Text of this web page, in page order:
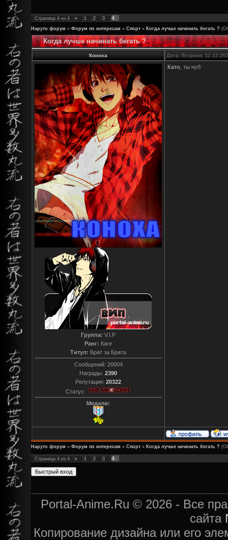
Страница 4 из 4 « 1 2 3 4
Наруто форум » Форум по интересам » Спорт » Когда лучше начинать бегать ?
Когда лучше начинать бегать ?
Коноха Дата: Вторник,
Группа: V.I.P
Ранг: Каге
Титул: Брат за Брата
Сообщений: 20004
Награды: 2390
Репутация: 20322
Статус:
Медали:
Като , ты нуб
Наруто форум » Форум по интересам » Спорт » Когда лучше начинать бегать ?
Страница 4 из 4 « 1 2 3 4
Portal-Anime.Ru © 2026 - Все
сайта
Копирование дизайна или его